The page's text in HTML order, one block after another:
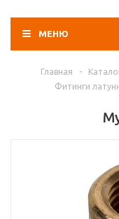
МЕНЮ
Главная -
Фитинги